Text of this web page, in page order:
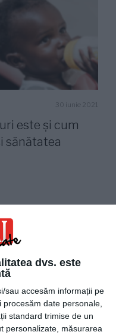
dvs. este
sau accesăm informații pe
date personale,
standard trimise de un
personalizate, măsurarea
30 iunie 2021
este şi cum
sănătatea
30 iunie 2021